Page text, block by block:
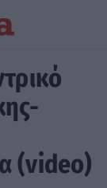
(video)